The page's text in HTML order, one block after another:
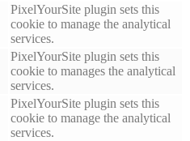
PixelYourSite plugin sets this
cookie to manage the analytical
services.
PixelYourSite plugin sets this
cookie to manages the analytical
services.
PixelYourSite plugin sets this
cookie to manage the analytical
services.